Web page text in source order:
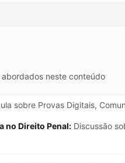
neste conteúdo
sobre Provas Digitais,
no Direito Penal: Discussão